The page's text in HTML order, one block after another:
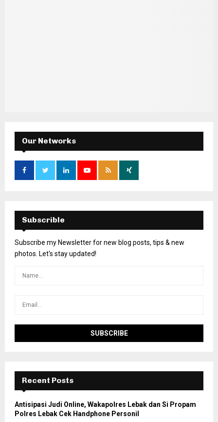
Our Networks
Subscrible
Subscribe my Newsletter for new blog posts, tips & new
photos. Let's stay updated!
Recent Posts
Antisipasi Judi Online, Wakapolres Lebak dan Si Propam
Polres Lebak Cek Handphone Personil